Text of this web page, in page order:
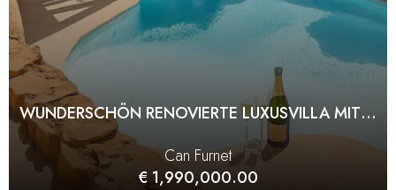
WUNDERSCHÖN RENOVIERTE LUXUSVILLA MIT PANORAMABLICK IN CAN FURNET
Can Furnet
€ 1,990,000.00